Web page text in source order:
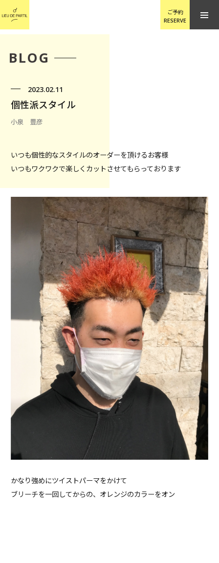
ご予約
RESERVE
BLOG
2023.02.11
個性派スタイル
小泉 豊彦
いつも個性的なスタイルのオーダーを頂けるお客様
いつもワクワクで楽しくカットさせてもらっております
かなり強めにツイストパーマをかけて
ブリーチを一回してからの、オレンジのカラーをオン